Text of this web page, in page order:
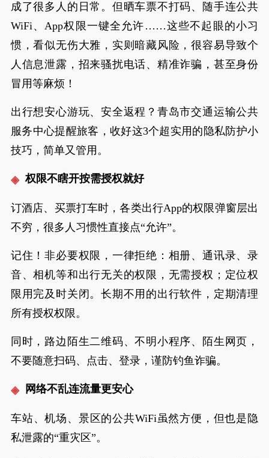
成了很多人的日常。但晒车票不打码、随手连公共
WiFi、App权限一键全允许……这些不起眼的小习
惯，看似无伤大雅，实则暗藏风险，很容易导致个
人信息泄露，招来骚扰电话、精准诈骗，甚至身份
冒用等麻烦！
出行想安心游玩、安全返程？青岛市交通运输公共
服务中心提醒旅客，收好这3个超实用的隐私防护小
技巧，简单又管用。
权限不瞎开按需授权就好
订酒店、买票打车时，各类出行App的权限弹窗层出
不穷，很多人习惯性直接点“允许”。
记住！非必要权限，一律拒绝：相册、通讯录、录
音、相机等和出行无关的权限，无需授权；定位权
限用完及时关闭。长期不用的出行软件，定期清理
所有授权权限。
同时，路边陌生二维码、不明小程序、陌生网页，
不要随意扫码、点击、登录，谨防钓鱼诈骗。
网络不乱连流量更安心
车站、机场、景区的公共WiFi虽然方便，但也是隐
私泄露的“重灾区”。